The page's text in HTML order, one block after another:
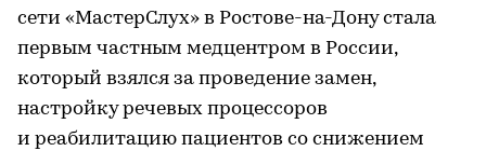
сети «МастерСлух» в Ростове-на-Дону стала
первым частным медцентром в России,
который взялся за проведение замен,
настройку речевых процессоров
и реабилитацию пациентов со снижением